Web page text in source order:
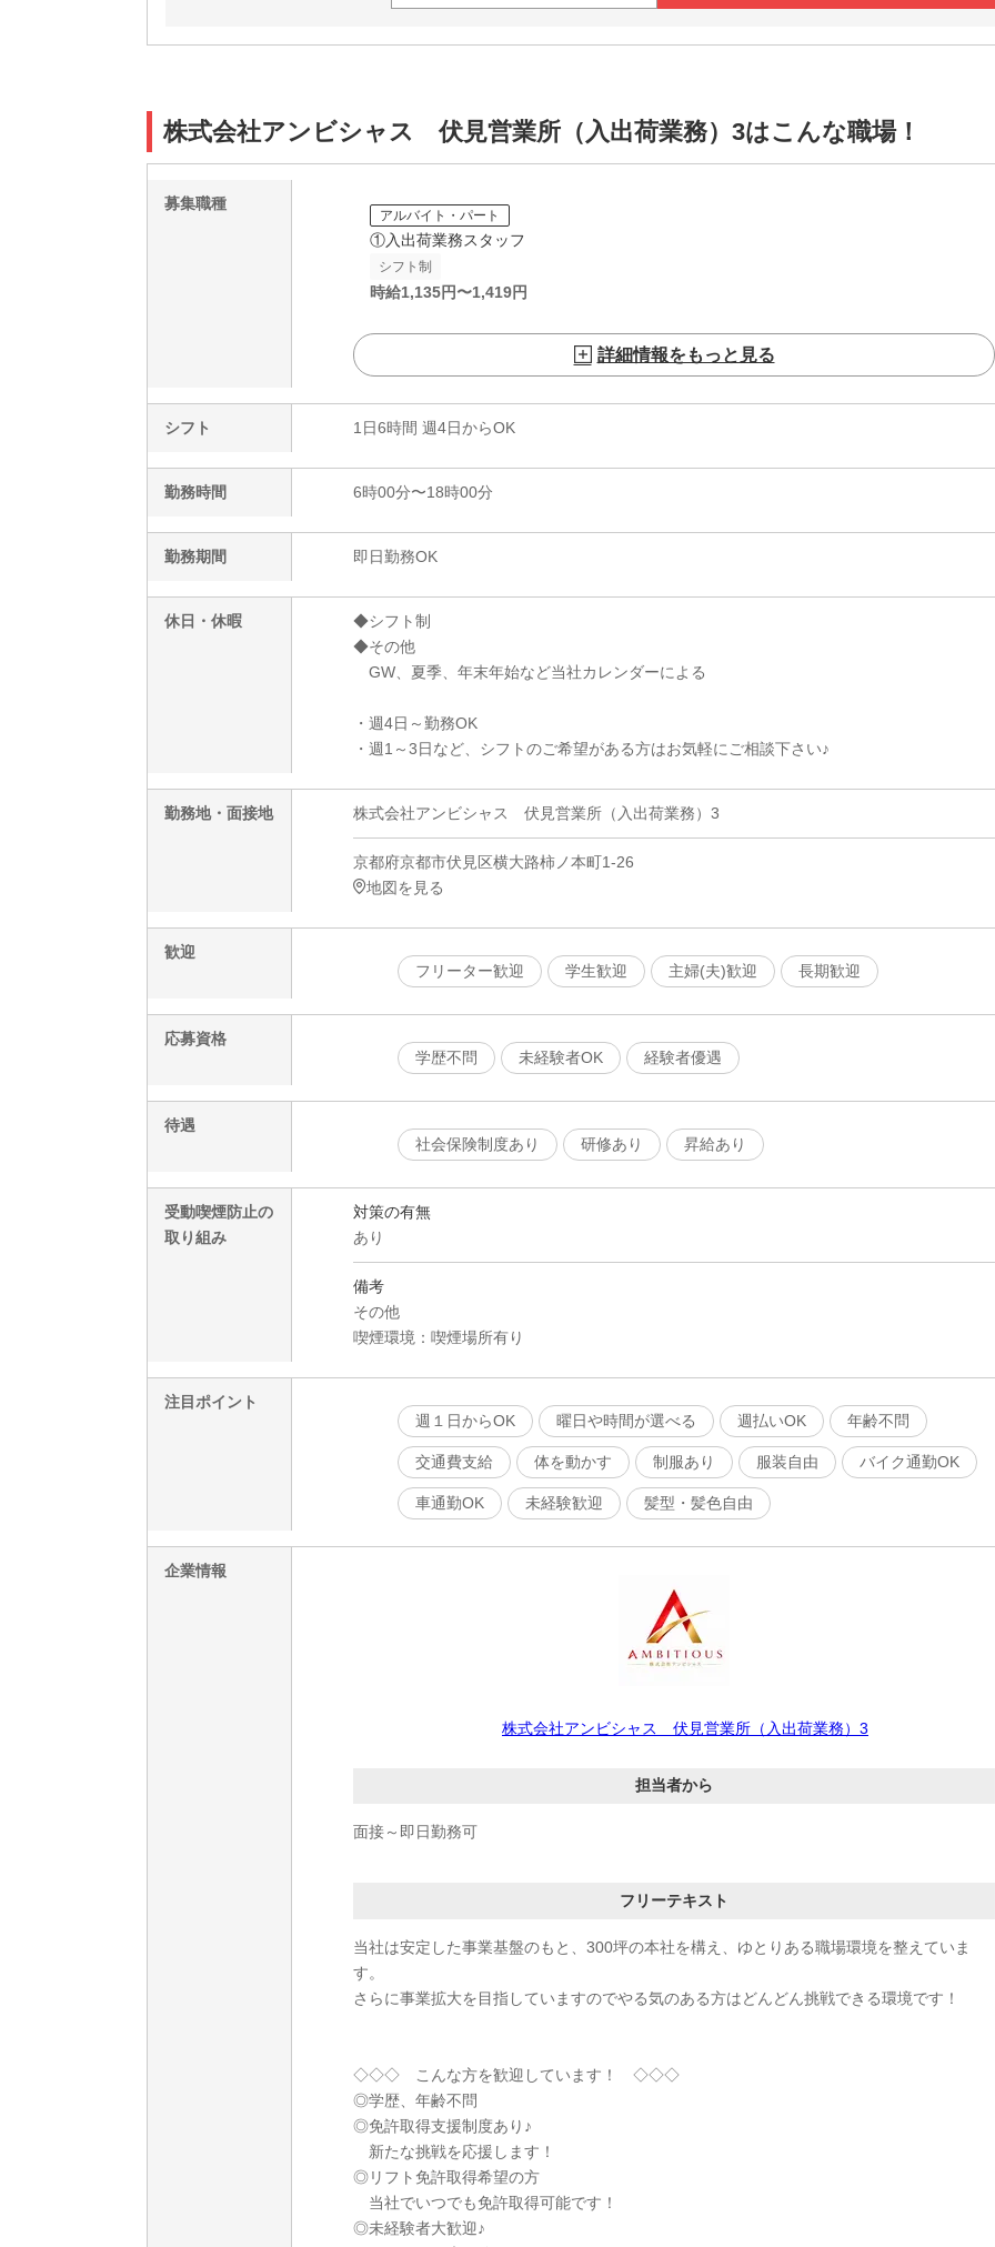
株式会社アンビシャス 伏見営業所（入出荷業務）3はこんな職場！
募集職種
アルバイト・パート
①入出荷業務スタッフ
シフト制
時給1,135円〜1,419円
詳細情報をもっと見る
シフト 1日6時間 週4日からOK
勤務時間 6時00分〜18時00分
勤務期間 即日勤務OK
休日・休暇
◆シフト制
◆その他
GW、夏季、年末年始など当社カレンダーによる
・週4日～勤務OK
・週1～3日など、シフトのご希望がある方はお気軽にご相談下さい♪
勤務地・面接地 株式会社アンビシャス 伏見営業所（入出荷業務）3
京都府京都市伏見区横大路柿ノ本町1‐26
地図を見る
歓迎
フリーター歓迎
学生歓迎 主婦(夫)歓迎 長期歓迎
応募資格
学歴不問
未経験者OK 経験者優遇
待遇
社会保険制度あり
研修あり 昇給あり
受動喫煙防止の
取り組み
対策の有無
あり
備考
その他
喫煙環境：喫煙場所有り
注目ポイント
週１日からOK
曜日や時間が選べる 週払いOK 年齢不問
交通費支給 体を動かす 制服あり 服装自由 バイク通勤OK
車通勤OK 未経験歓迎 髪型・髪色自由
企業情報
株式会社アンビシャス 伏見営業所（入出荷業務）3
担当者から
面接～即日勤務可
フリーテキスト
当社は安定した事業基盤のもと、300坪の本社を構え、ゆとりある職場環境を整えていま
す。
さらに事業拡大を目指していますのでやる気のある方はどんどん挑戦できる環境です！
◇◇◇ こんな方を歓迎しています！ ◇◇◇
◎学歴、年齢不問
◎免許取得支援制度あり♪
新たな挑戦を応援します！
◎リフト免許取得希望の方
当社でいつでも免許取得可能です！
◎未経験者大歓迎♪